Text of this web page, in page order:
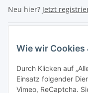
Neu hier? Jetzt
Hauptplatz 4
2870 Aspang
Wie wir Cookies
Durch Klicken auf
Einsatz folgender
Vimeo, ReCaptcha.